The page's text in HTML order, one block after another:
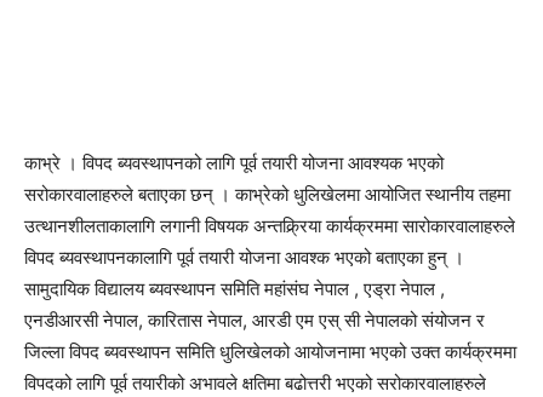
काभ्रे । विपद ब्यवस्थापनको लागि पूर्व तयारी योजना आवश्यक भएको
सरोकारवालाहरुले बताएका छन् । काभ्रेको धुलिखेलमा आयोजित स्थानीय तहमा
उत्थानशीलताकालागि लगानी विषयक अन्तक्र्रिया कार्यक्रममा सारोकारवालाहरुले
विपद ब्यवस्थापनकालागि पूर्व तयारी योजना आवश्क भएको बताएका हुन् ।
सामुदायिक विद्यालय ब्यवस्थापन समिति महांसंघ नेपाल , एड्रा नेपाल ,
एनडीआरसी नेपाल, कारितास नेपाल, आरडी एम एस् सी नेपालको संयोजन र
जिल्ला विपद ब्यवस्थापन समिति धुलिखेलको आयोजनामा भएको उक्त कार्यक्रममा
विपदको लागि पूर्व तयारीको अभावले क्षतिमा बढोत्तरी भएको सरोकारवालाहरुले